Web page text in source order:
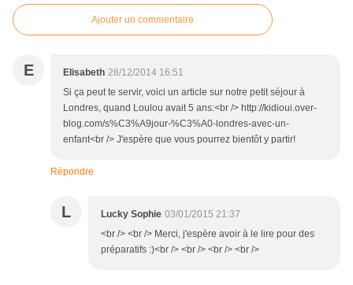
Ajouter un commentaire
E Elisabeth 28/12/2014 16:51
Si ça peut te servir, voici un article sur notre petit séjour à
Londres, quand Loulou avait 5 ans:<br /> http://kidioui.over-
blog.com/s%C3%A9jour-%C3%A0-londres-avec-un-
enfant<br /> J'espère que vous pourrez bientôt y partir!
Répondre
L Lucky Sophie 03/01/2015 21:37
<br /> <br /> Merci, j'espère avoir à le lire pour des
préparatifs :)<br /> <br /> <br /> <br />